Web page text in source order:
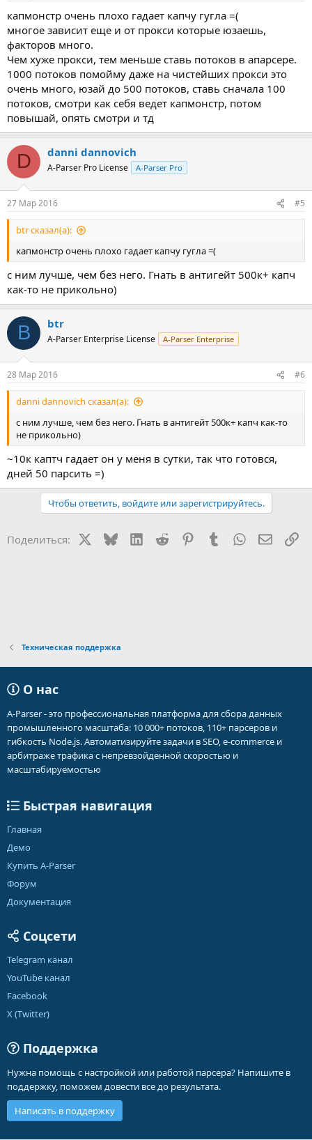
капмонстр очень плохо гадает капчу гугла =(
многое зависит еще и от прокси которые юзаешь,
факторов много.
Чем хуже прокси, тем меньше ставь потоков в апарсере.
1000 потоков помойму даже на чистейших прокси это
очень много, юзай до 500 потоков, ставь сначала 100
потоков, смотри как себя ведет капмонстр, потом
повышай, опять смотри и тд
D danni dannovich
A-Parser Pro License A-Parser Pro
27 Мар 2016 #5
btr сказал(а):
капмонстр очень плохо гадает капчу гугла =(
с ним лучше, чем без него. Гнать в антигейт 500к+ капч
как-то не прикольно)
B btr
A-Parser Enterprise License A-Parser Enterprise
28 Мар 2016 #6
danni dannovich сказал(а):
с ним лучше, чем без него. Гнать в антигейт 500к+ капч как-то
не прикольно)
~10к каптч гадает он у меня в сутки, так что готовся,
дней 50 парсить =)
Чтобы ответить, войдите или зарегистрируйтесь.
Поделиться: BlueskyLinkedIn
Reddit PinterestTumblr WhatsApp
Техническая поддержка
О нас
A-Parser - это профессиональная платформа для сбора данных
промышленного масштаба: 10 000+ потоков, 110+ парсеров и
гибкость Node.js. Автоматизируйте задачи в SEO, e-commerce и
арбитраже трафика с непревзойденной скоростью и
масштабируемостью
Быстрая навигация
Главная
Демо
Купить A-Parser
Форум
Документация
Соцсети
Telegram канал
YouTube канал
Facebook
X (Twitter)
Поддержка
Нужна помощь с настройкой или работой парсера? Напишите в
поддержку, поможем довести все до результата.
Написать в поддержку